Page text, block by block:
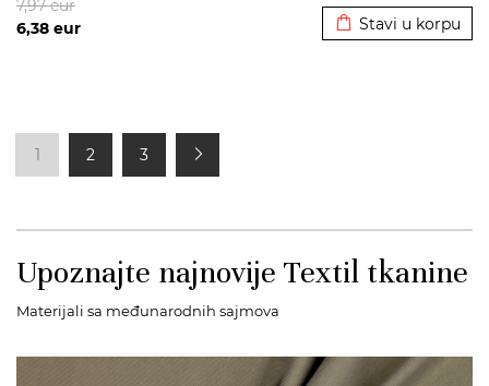
6,38 eur
7,97eur
Stavi u korpu
1 2 3
Upoznajte najnovije Textil tkanine
Materijali sa međunarodnih sajmova